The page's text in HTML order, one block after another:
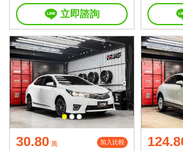
立即諮詢
30.80 萬 加入比較